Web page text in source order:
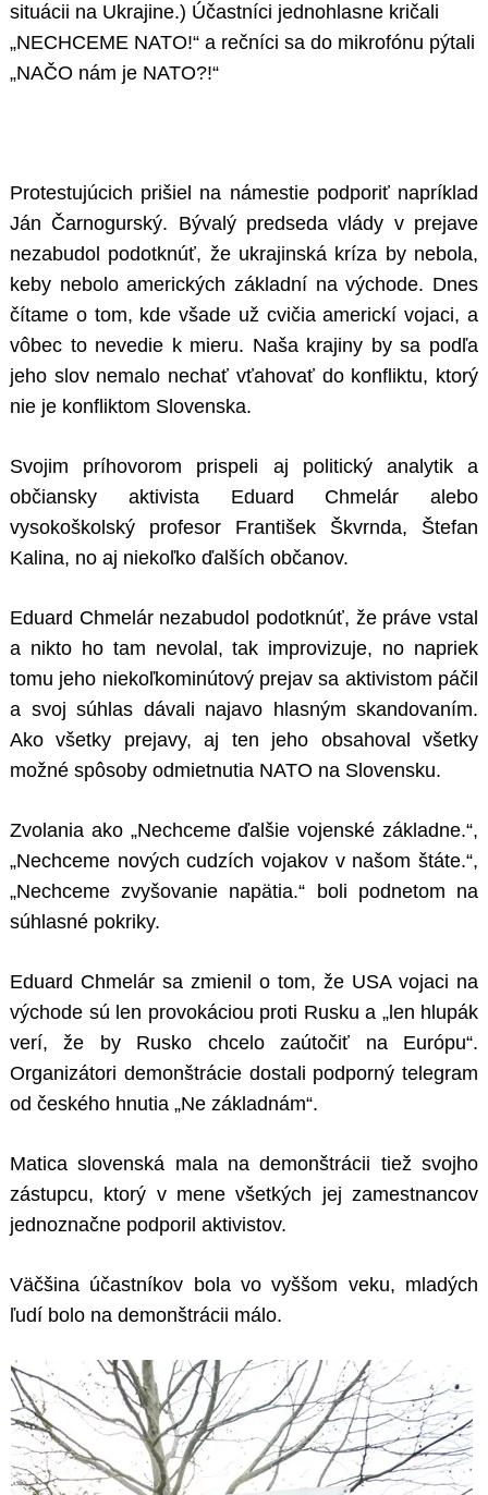
situácii na Ukrajine.) Účastníci jednohlasne kričali
„NECHCEME NATO!“ a rečníci sa do mikrofónu pýtali
„NAČO nám je NATO?!“
Protestujúcich prišiel na námestie podporiť napríklad
Ján Čarnogurský. Bývalý predseda vlády v prejave
nezabudol podotknúť, že ukrajinská kríza by nebola,
keby nebolo amerických základní na východe. Dnes
čítame o tom, kde všade už cvičia americkí vojaci, a
vôbec to nevedie k mieru. Naša krajiny by sa podľa
jeho slov nemalo nechať vťahovať do konfliktu, ktorý
nie je konfliktom Slovenska.
Svojim príhovorom prispeli aj politický analytik a
občiansky aktivista Eduard Chmelár alebo
vysokoškolský profesor František Škvrnda, Štefan
Kalina, no aj niekoľko ďalších občanov.
Eduard Chmelár nezabudol podotknúť, že práve vstal
a nikto ho tam nevolal, tak improvizuje, no napriek
tomu jeho niekoľkominútový prejav sa aktivistom páčil
a svoj súhlas dávali najavo hlasným skandovaním.
Ako všetky prejavy, aj ten jeho obsahoval všetky
možné spôsoby odmietnutia NATO na Slovensku.
Zvolania ako „Nechceme ďalšie vojenské základne.“,
„Nechceme nových cudzích vojakov v našom štáte.“,
„Nechceme zvyšovanie napätia.“ boli podnetom na
súhlasné pokriky.
Eduard Chmelár sa zmienil o tom, že USA vojaci na
východe sú len provokáciou proti Rusku a „len hlupák
verí, že by Rusko chcelo zaútočiť na Európu“.
Organizátori demonštrácie dostali podporný telegram
od českého hnutia „Ne základnám“.
Matica slovenská mala na demonštrácii tiež svojho
zástupcu, ktorý v mene všetkých jej zamestnancov
jednoznačne podporil aktivistov.
Väčšina účastníkov bola vo vyššom veku, mladých
ľudí bolo na demonštrácii málo.